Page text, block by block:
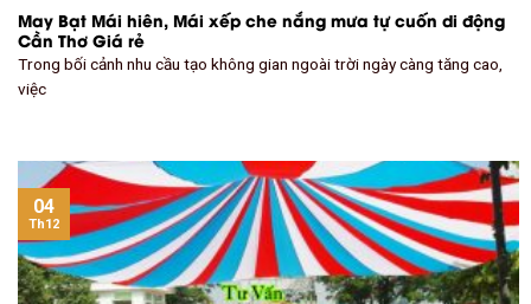
May Bạt Mái hiên, Mái xếp che nắng mưa tự cuốn di động
Cần Thơ Giá rẻ
Trong bối cảnh nhu cầu tạo không gian ngoài trời ngày càng tăng cao,
việc
04
Th12